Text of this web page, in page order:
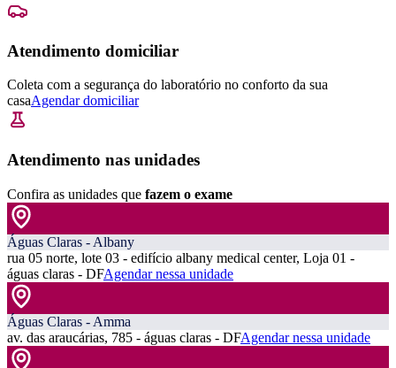
Atendimento domiciliar
Coleta com a segurança do laboratório no conforto da sua
casaAgendar domiciliar
Atendimento nas unidades
Confira as unidades que fazem o exame
Águas Claras - Albany
rua 05 norte, lote 03 - edifício albany medical center, Loja 01 -
águas claras - DFAgendar nessa unidade
Águas Claras - Amma
av. das araucárias, 785 - águas claras - DFAgendar nessa unidade